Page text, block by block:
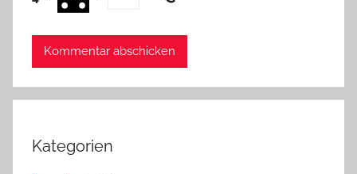
Kategorien